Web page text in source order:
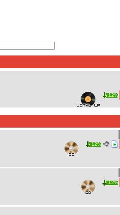
12%
12%
12%